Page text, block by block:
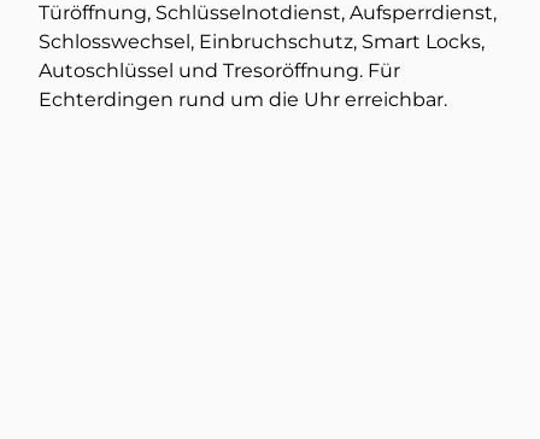
Türöffnung, Schlüsselnotdienst, Aufsperrdienst,
Schlosswechsel, Einbruchschutz, Smart Locks,
Autoschlüssel und Tresoröffnung. Für
Echterdingen rund um die Uhr erreichbar.